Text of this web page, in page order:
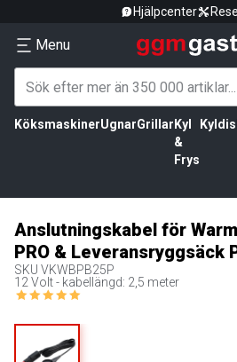
Hjälpcenter
Menu
KöksmaskinerUgnarGrillar Kyl
&
Frys
Anslutningskabel för
PRO & Leveransryggsäck
SKU VKWBPB25P
12 Volt - kabellängd: 2,5 meter